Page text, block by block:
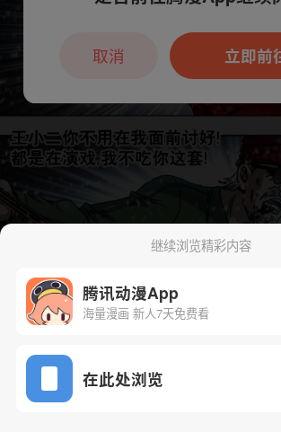
下一话
继续浏览精彩内容
腾讯动漫App
海量漫画 新人7天免费看
在此处浏览
本章节仅支持App阅读，可打开
户7天免费看立即前
取消